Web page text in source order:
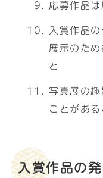
応募作品
入賞作品
展示のた
と
写真展の
ことがある
入賞作品の